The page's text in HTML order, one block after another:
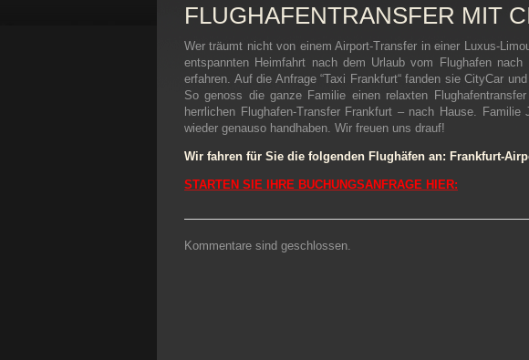
FLUGHAFENTRANSFER MIT
Wer träumt nicht von einem Airport-Transfer in einer Luxus-
entspannten Heimfahrt nach dem Urlaub vom Flughafen
erfahren. Auf die Anfrage “Taxi Frankfurt“ fanden sie CityCar
So genoss die ganze Familie einen relaxten
herrlichen Flughafen-Transfer Frankfurt – nach Hause.
wieder genauso handhaben. Wir freuen uns drauf!
Wir fahren für Sie die folgenden Flughäfen an: Frankfurt-
STARTEN SIE IHRE BUCHUNGSANFRAGE HIER:
Kommentare sind geschlossen.